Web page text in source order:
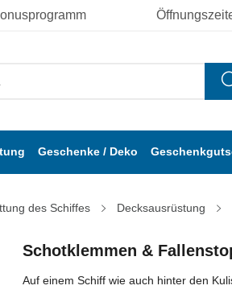
Geschenke / Deko
des Schiffes Decksausrüstung
Schotklemmen &
Auf einem Schiff wie auch hinter den